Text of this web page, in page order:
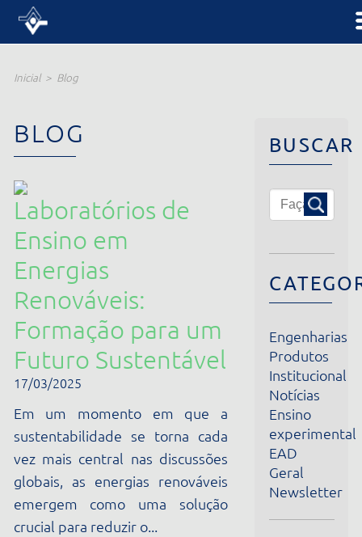
BLOG
Laboratórios de
Ensino em
Energias
Renováveis:
Formação para um
Futuro Sustentável
Em um momento em que a
sustentabilidade se torna cada
vez mais central nas discussões
globais, as energias renováveis
emergem como uma solução
crucial para reduzir o...
VEJA +
CATEGORIAS
Engenharias
Institucional
Notícias
Ensino
experimental
Geral
Newsletter
ARQUIVOS